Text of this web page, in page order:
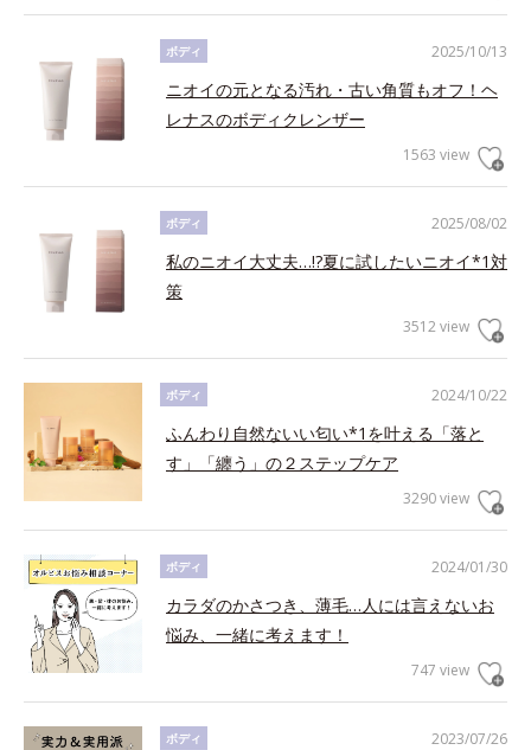
2025/10/13
ボディ
ニオイの元となる汚れ・古い角質もオフ！ヘ
レナスのボディクレンザー
1563 view
2025/08/02
ボディ
私のニオイ大丈夫…!?夏に試したいニオイ*1対
策
3512 view
2024/10/22
ボディ
ふんわり自然ないい匂い*1を叶える「落と
す」「纏う」の２ステップケア
3290 view
2024/01/30
ボディ
カラダのかさつき、薄毛…人には言えないお
悩み、一緒に考えます！
747 view
2023/07/26
ボディ